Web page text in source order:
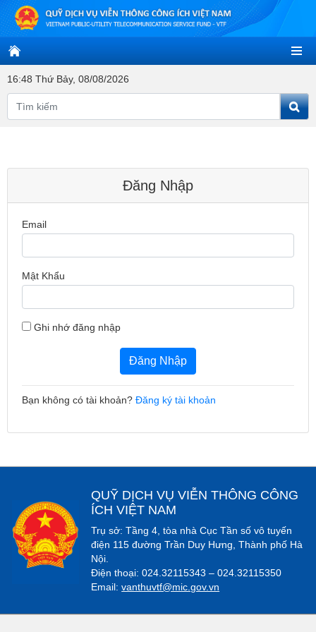
16:48 Thứ Bảy, 08/08/2026
Đăng Nhập
Email
Mật Khẩu
Ghi nhớ đăng nhập
Đăng Nhập
Bạn không có tài khoản? Đăng ký tài khoản
QUỸ DỊCH VỤ VIỄN THÔNG CÔNG
ÍCH VIỆT NAM
Trụ sở: Tầng 4, tòa nhà Cục Tần số vô tuyến
điện 115 đường Trần Duy Hưng, Thành phố Hà
Nội.
Điện thoại: 024.32115343 – 024.32115350
Email:vanthuvtf@mic.gov.vn